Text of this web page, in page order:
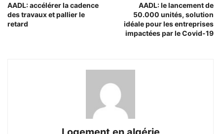
AADL: accélérer la cadence
des travaux et pallier le
retard
AADL: le lancement de
50.000 unités, solution
idéale pour les entreprises
impactées par le Covid-19